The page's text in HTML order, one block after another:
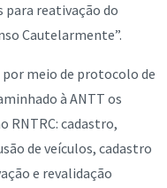
reativação do
Cautelarmente”.
meio de protocolo de
à ANTT os
RNTRC: cadastro,
de veículos, cadastro
e revalidação